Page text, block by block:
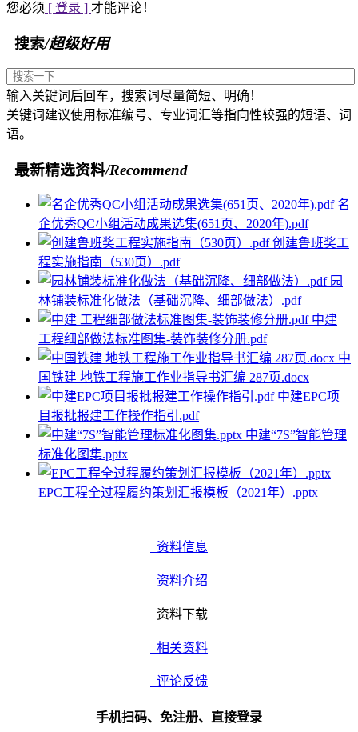
您必须 [ 登录 ] 才能评论！
搜索/超级好用
输入关键词后回车，搜索词尽量简短、明确！
关键词建议使用标准编号、专业词汇等指向性较强的短语、词
语。
最新精选资料/Recommend
名
企优秀QC小组活动成果选集(651页、2020年).pdf
创建鲁班奖工
程实施指南（530页）.pdf
园
林铺装标准化做法（基础沉降、细部做法）.pdf
中建
工程细部做法标准图集-装饰装修分册.pdf
中
国铁建 地铁工程施工作业指导书汇编 287页.docx
中建EPC项
目报批报建工作操作指引.pdf
中建“7S”智能管理
标准化图集.pptx
EPC工程全过程履约策划汇报模板（2021年）.pptx
资料信息
资料介绍
资料下载
相关资料
评论反馈
手机扫码、免注册、直接登录